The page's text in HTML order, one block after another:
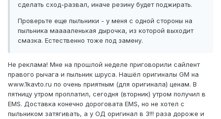
сделать сход-развал, иначе резину будет поджирать.
Проверьте еще пыльники - у меня с одной стороны на
пыльника мааааленькая дырочка, из которой выходит
смазка. Естественно тоже под замену.
Не реклама! Мне на прошлой неделе приговорили сайлент
правого рычага и пыльник шруса. Нашёл оригиналы GM на
www.1kavto.ru по очень приятным (для оригинала) ценам. В
пятницу утром проплатил, сегодня (вторник) утром получил в
EMS. Доставка конечно дороговата EMS, но не хотел с
пыльником затягивать, а у ОД оригинал в 3!!! раза дороже и